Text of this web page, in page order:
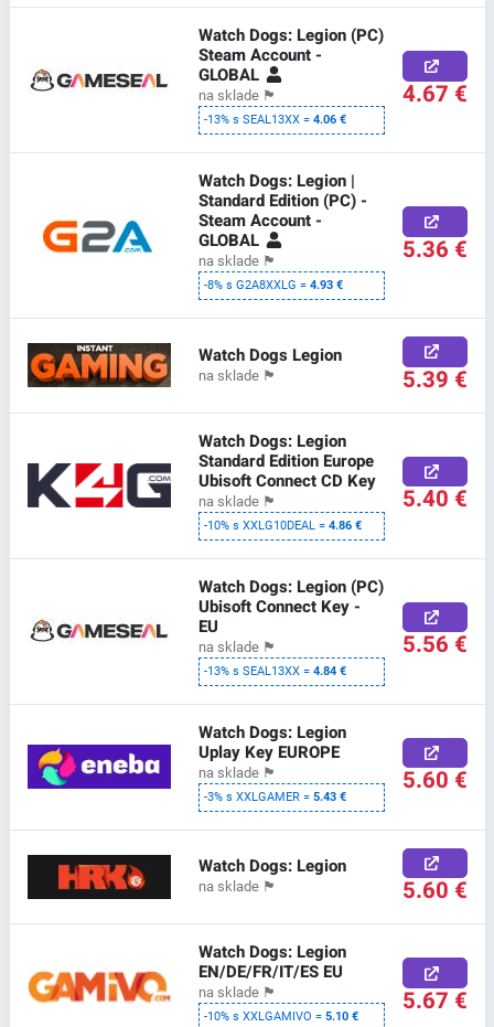
Watch Dogs: Legion (PC)
Steam Account -
GLOBAL
na sklade 🏴
-13% s SEAL13XX =4.06 €
4.67 €
Watch Dogs: Legion |
Standard Edition (PC) -
Steam Account -
GLOBAL
na sklade 🏴
-8% s G2A8XXLG =4.93 €
5.36 €
Watch Dogs Legion
na sklade 🏴 5.39 €
Watch Dogs: Legion
Standard Edition Europe
Ubisoft Connect CD Key
na sklade 🏴
-10% s XXLG10DEAL =4.86 €
5.40 €
Watch Dogs: Legion (PC)
Ubisoft Connect Key -
EU
na sklade 🏴
-13% s SEAL13XX =4.84 €
5.56 €
Watch Dogs: Legion
Uplay Key EUROPE
na sklade 🏴
-3% s XXLGAMER =5.43 € 5.60 €
Watch Dogs: Legion
na sklade 🏴 5.60 €
Watch Dogs: Legion
EN/DE/FR/IT/ES EU
na sklade 🏴
-10% s XXLGAMIVO =5.10 € 5.67 €